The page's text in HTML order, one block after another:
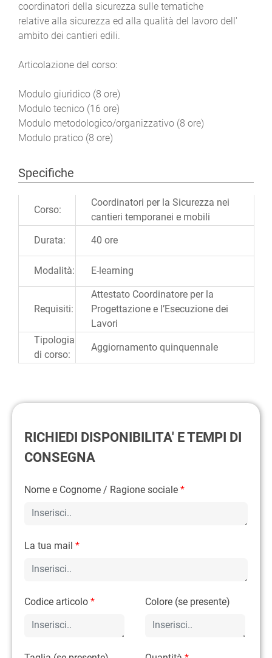
coordinatori della sicurezza sulle tematiche
relative alla sicurezza ed alla qualità del lavoro dell'
ambito dei cantieri edili.
Articolazione del corso:
Modulo giuridico (8 ore)
Modulo tecnico (16 ore)
Modulo metodologico/organizzativo (8 ore)
Modulo pratico (8 ore)
Specifiche
Ulteriori informazioni
Corso:
Coordinatori per la Sicurezza nei
cantieri temporanei e mobili
Durata:
40 ore
Modalità: E-learning
Requisiti:
Attestato Coordinatore per la
Progettazione e l’Esecuzione dei
Lavori
Tipologia
di corso:
Aggiornamento quinquennale
RICHIEDI DISPONIBILITA' E TEMPI DI
CONSEGNA
Nome e Cognome / Ragione sociale *
La tua mail *
Codice articolo * Colore (se presente)